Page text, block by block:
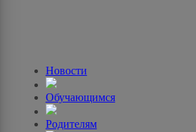
Новости
Обучающимся
Родителям